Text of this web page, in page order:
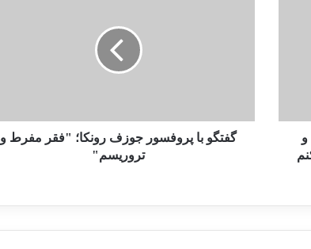
و
گفتگو با پروفسور جوزف رونکا؛ "فقر مفرط و
تروریسم"